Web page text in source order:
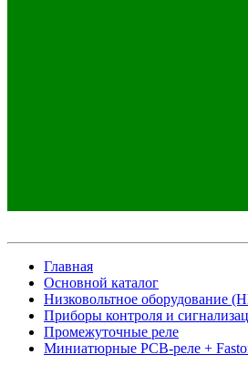
Главная
Основной каталог
Низковольтное оборудование
Приборы контроля и
Промежуточные реле
Миниатюрные PCB-реле +